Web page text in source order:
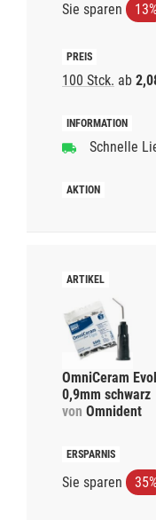
Sie sparen
100 Stck. ab
Schnelle
OmniCeram
0,9mm schwarz
von Omnident
Sie sparen